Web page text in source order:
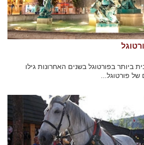
ביותר בפורטוגל בשנים האחרונות גילו
פורטוגל...